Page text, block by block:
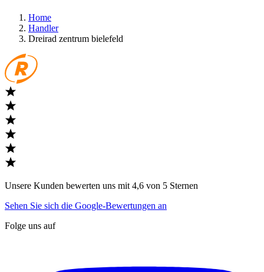
Home
Handler
Dreirad zentrum bielefeld
Unsere Kunden bewerten uns mit 4,6 von 5 Sternen
Sehen Sie sich die Google-Bewertungen an
Folge uns auf